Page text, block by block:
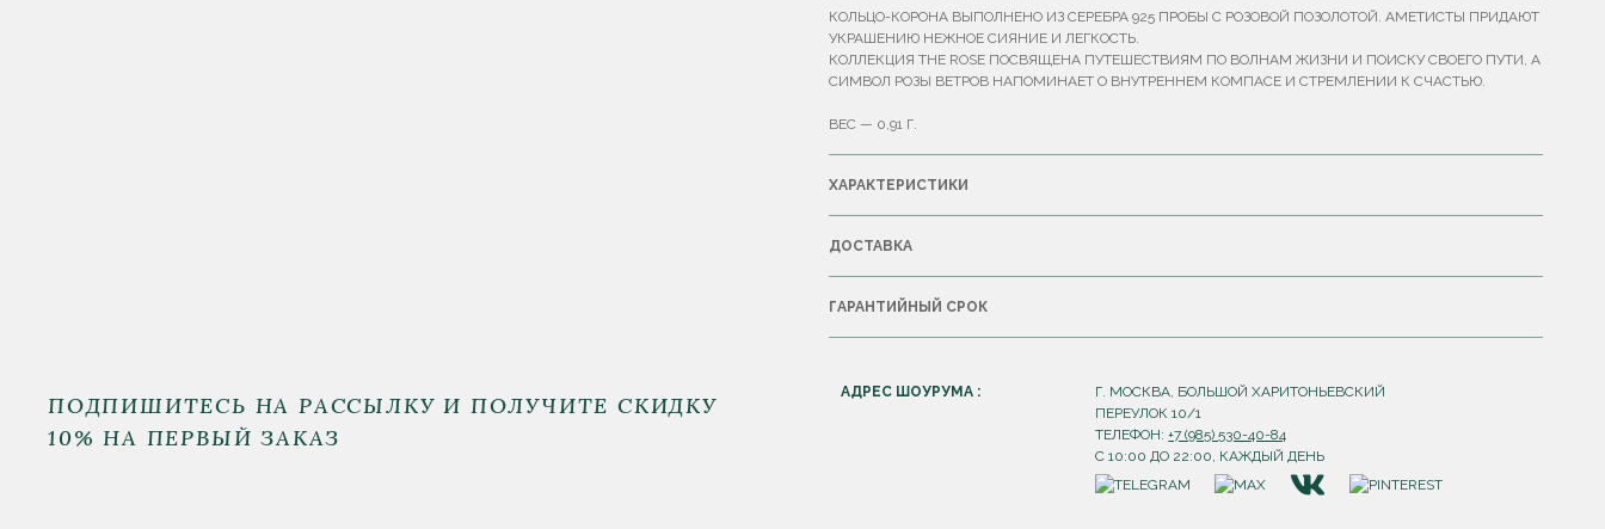
КОЛЬЦО-КОРОНА ВЫПОЛНЕНО ИЗ СЕРЕБРА 925 ПРОБЫ С РОЗОВОЙ ПОЗОЛОТОЙ. АМЕТИСТЫ ПРИДАЮТ
УКРАШЕНИЮ НЕЖНОЕ СИЯНИЕ И ЛЕГКОСТЬ.
КОЛЛЕКЦИЯ THE ROSE ПОСВЯЩЕНА ПУТЕШЕСТВИЯМ ПО ВОЛНАМ ЖИЗНИ И ПОИСКУ СВОЕГО ПУТИ, А
СИМВОЛ РОЗЫ ВЕТРОВ НАПОМИНАЕТ О ВНУТРЕННЕМ КОМПАСЕ И СТРЕМЛЕНИИ К СЧАСТЬЮ.
ВЕС — 0,91 Г.
ХАРАКТЕРИСТИКИ
ДОСТАВКА
ГАРАНТИЙНЫЙ СРОК
ПОДПИШИТЕСЬ НА РАССЫЛКУ И ПОЛУЧИТЕ СКИДКУ
10% НА ПЕРВЫЙ ЗАКАЗ
АДРЕС ШОУРУМА :
Г. МОСКВА, БОЛЬШОЙ ХАРИТОНЬЕВСКИЙ
ПЕРЕУЛОК 10/1
ТЕЛЕФОН:+7 (985) 530-40-84
С 10:00 ДО 22:00, КАЖДЫЙ ДЕНЬ